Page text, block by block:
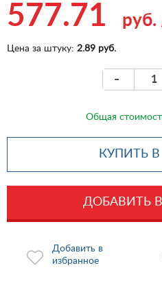
577.71 руб.
Цена за штуку: 2.89 руб.
-
Общая
КУПИТЬ
ДОБАВИТЬ
Добавить в
избранное